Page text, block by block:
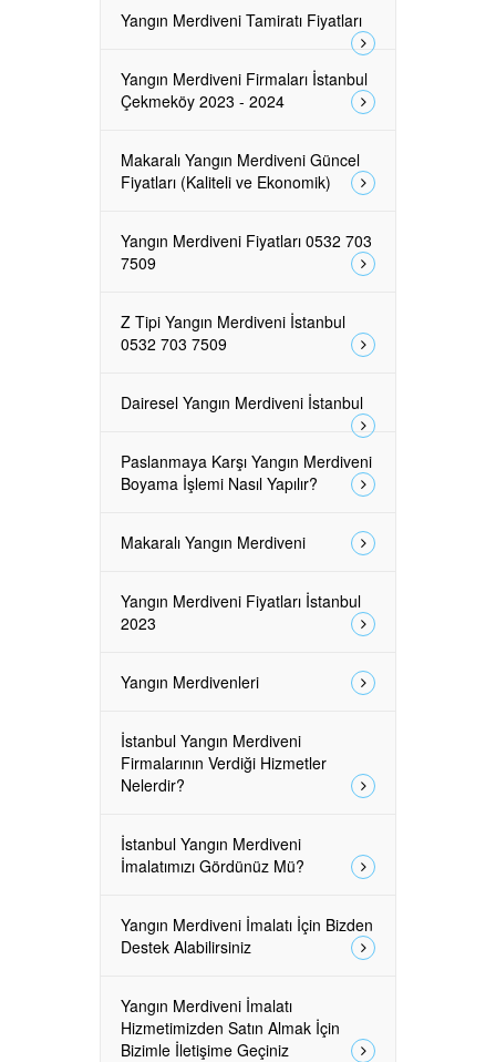
Yangın Merdiveni Tamiratı Fiyatları
Yangın Merdiveni Firmaları İstanbul
Çekmeköy 2023 - 2024
Makaralı Yangın Merdiveni Güncel
Fiyatları (Kaliteli ve Ekonomik)
Yangın Merdiveni Fiyatları 0532 703
7509
Z Tipi Yangın Merdiveni İstanbul
0532 703 7509
Dairesel Yangın Merdiveni İstanbul
Paslanmaya Karşı Yangın Merdiveni
Boyama İşlemi Nasıl Yapılır?
Makaralı Yangın Merdiveni
Yangın Merdiveni Fiyatları İstanbul
2023
Yangın Merdivenleri
İstanbul Yangın Merdiveni
Firmalarının Verdiği Hizmetler
Nelerdir?
İstanbul Yangın Merdiveni
İmalatımızı Gördünüz Mü?
Yangın Merdiveni İmalatı İçin Bizden
Destek Alabilirsiniz
Yangın Merdiveni İmalatı
Hizmetimizden Satın Almak İçin
Bizimle İletişime Geçiniz